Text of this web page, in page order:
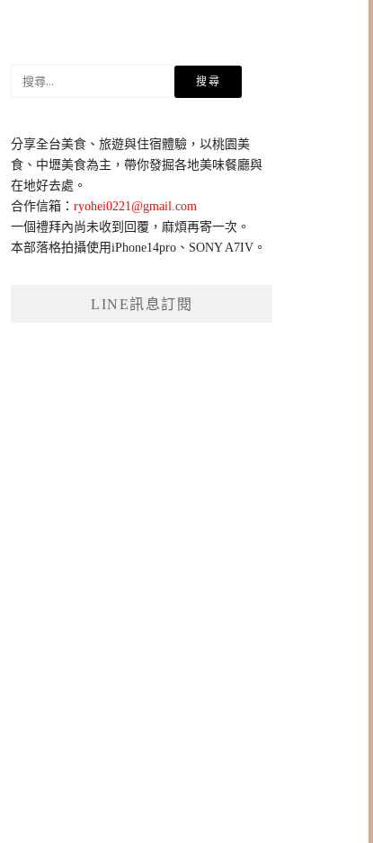
鍵
字:
分享全台美食、旅遊與住宿體驗，以桃園美
食、中壢美食為主，帶你發掘各地美味餐廳與
在地好去處。
合作信箱：ryohei0221@gmail.com
一個禮拜內尚未收到回覆，麻煩再寄一次。
本部落格拍攝使用iPhone14pro、SONY A7IV。
LINE訊息訂閱